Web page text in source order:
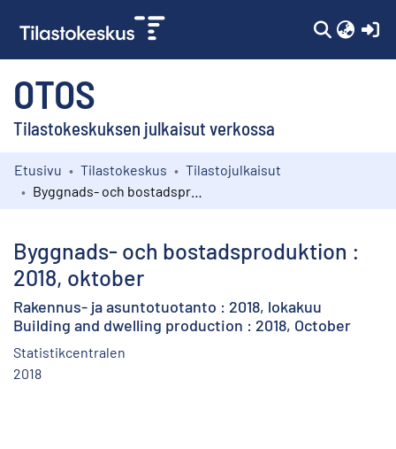
OTOS
Tilastokeskuksen julkaisut verkossa
Kokoelmat
Etusivu Tilastokeskus
Tilastojulkaisut
Byggnads- och bostadsproduktion :
2018, oktober
Rakennus- ja asuntotuotanto : 2018, lokakuu
Building and dwelling production : 2018, October
Statistikcentralen
2018